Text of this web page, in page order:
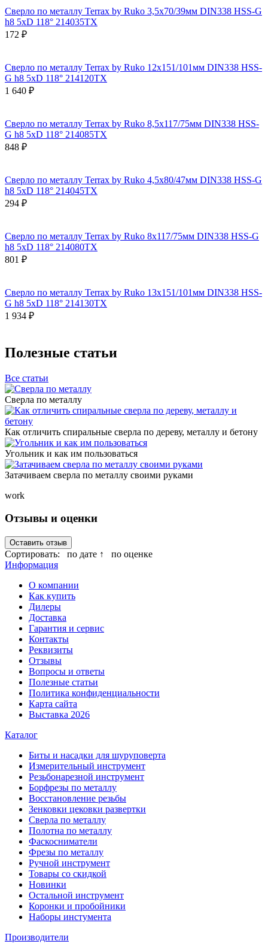
Сверло по металлу Terrax by Ruko 3,5x70/39мм DIN338 HSS-G
h8 5xD 118° 214035TX
172 ₽
Сверло по металлу Terrax by Ruko 12x151/101мм DIN338 HSS-
G h8 5xD 118° 214120TX
1 640 ₽
Сверло по металлу Terrax by Ruko 8,5x117/75мм DIN338 HSS-
G h8 5xD 118° 214085TX
848 ₽
Сверло по металлу Terrax by Ruko 4,5x80/47мм DIN338 HSS-G
h8 5xD 118° 214045TX
294 ₽
Сверло по металлу Terrax by Ruko 8x117/75мм DIN338 HSS-G
h8 5xD 118° 214080TX
801 ₽
Сверло по металлу Terrax by Ruko 13x151/101мм DIN338 HSS-
G h8 5xD 118° 214130TX
1 934 ₽
Полезные статьи
Все статьи
Сверла по металлу
Как отличить спиральные сверла по дереву, металлу и бетону
Угольник и как им пользоваться
Затачиваем сверла по металлу своими руками
work
Отзывы и оценки
Оставить отзыв
Сортировать: по дате ↑
по оценке
Информация
О компании
Как купить
Дилеры
Доставка
Гарантия и сервис
Контакты
Реквизиты
Отзывы
Вопросы и ответы
Полезные статьи
Политика конфиденциальности
Карта сайта
Выставка 2026
Каталог
Биты и насадки для шуруповерта
Измерительный инструмент
Резьбонарезной инструмент
Борфрезы по металлу
Восстановление резьбы
Зенковки цековки развертки
Сверла по металлу
Полотна по металлу
Фаскосниматели
Фрезы по металлу
Ручной инструмент
Товары со скидкой
Новинки
Остальной инструмент
Коронки и пробойники
Наборы инстумента
Производители